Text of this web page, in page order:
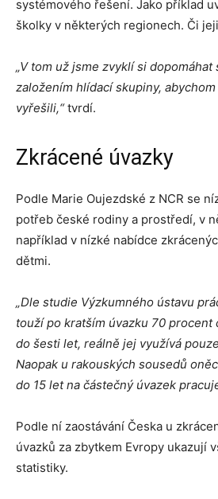
systémového řešení. Jako příklad
školky v některých regionech. Či
„V tom už jsme zvyklí si dopomáhat
založením hlídací skupiny,
vyřešili,“tvrdí.
Zkrácené úvazky
Podle Marie Oujezdské z NCR se
potřeb české rodiny a prostředí, v
například v nízké nabídce
dětmi.
„Dle studie Výzkumného ústavu
touží po kratším úvazku 70 procent
do šesti let, reálně jej využívá
Naopak u rakouských sousedů
do 15 let na částečný úvazek
Podle ní zaostávání Česka u
úvazků za zbytkem Evropy ukazují
statistiky.